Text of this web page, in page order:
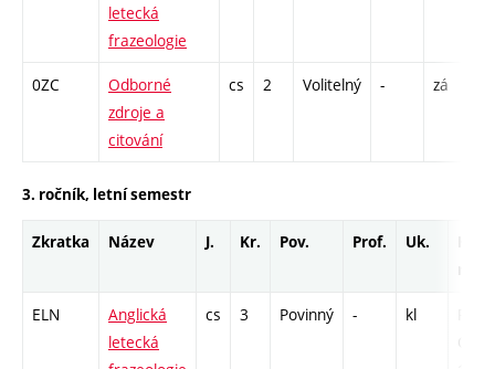
letecká
frazeologie
0ZC
Odborné
zdroje a
citování
cs 2 Volitelný - zá
3. ročník, letní semestr
Zkratka Název J. Kr. Pov. Prof. Uk.
ELN
Anglická
letecká
cs 3 Povinný - kl
CPP -